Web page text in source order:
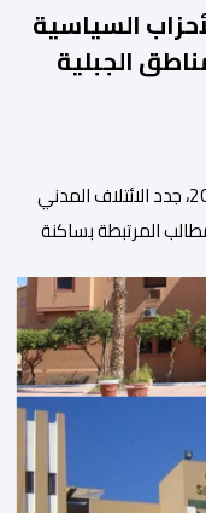
الأحزاب السياسية
الجبلية
مع اقتراب الاستحقاقات التشريعية لسنة 2026، جدد الائتلاف المدني
المرتبطة بساكنة
إلى ادراج 10 التزامات ضمن برامجها الانتخابية
والانتقال من